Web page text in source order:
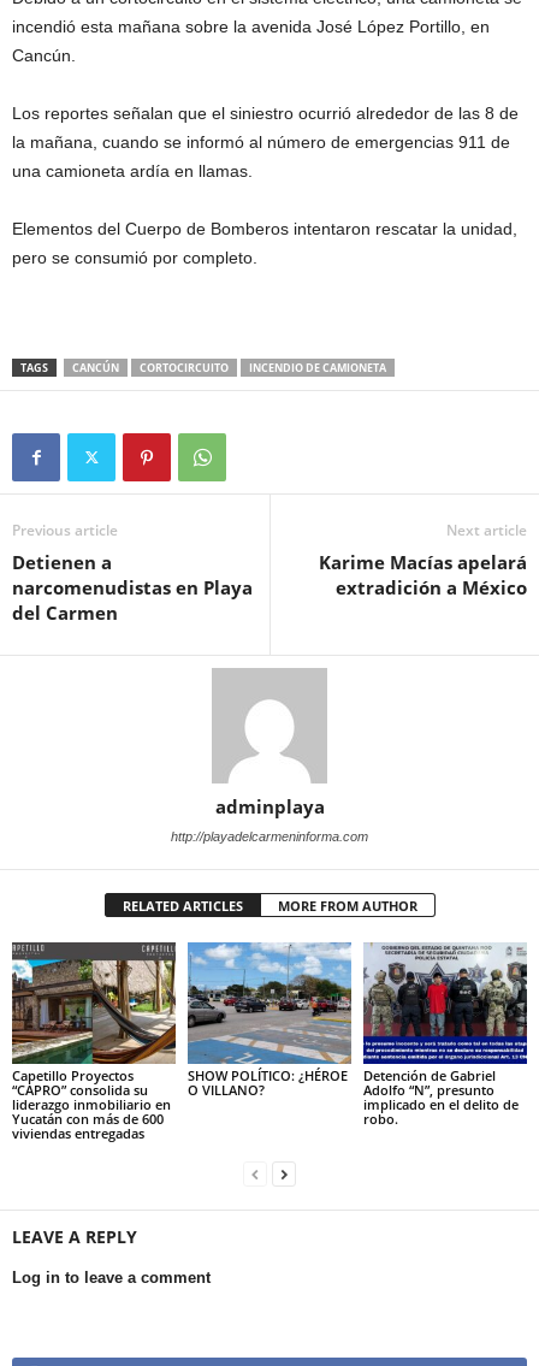
incendió esta mañana sobre la avenida José López Portillo, en
Cancún.
Los reportes señalan que el siniestro ocurrió alrededor de las 8 de
la mañana, cuando se informó al número de emergencias 911 de
una camioneta ardía en llamas.
Elementos del Cuerpo de Bomberos intentaron rescatar la unidad,
pero se consumió por completo.
TAGS CANCÚN CORTOCIRCUITO INCENDIO DE CAMIONETA
Previous article
Detienen a
narcomenudistas en Playa
del Carmen
Next article
Karime Macías apelará
extradición a México
adminplaya
http://playadelcarmeninforma.com
RELATED ARTICLES MORE FROM AUTHOR
Capetillo Proyectos
“CAPRO” consolida su
liderazgo inmobiliario en
Yucatán con más de 600
viviendas entregadas
SHOW POLÍTICO: ¿HÉROE
O VILLANO?
Detención de Gabriel
Adolfo “N”, presunto
implicado en el delito de
robo.
LEAVE A REPLY
Log in to leave a comment